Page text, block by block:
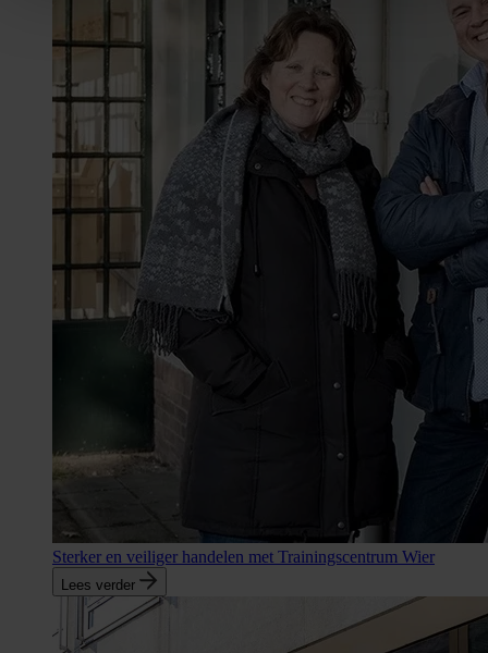
Sterker en veiliger handelen met Trainingscentrum Wier
Lees verder